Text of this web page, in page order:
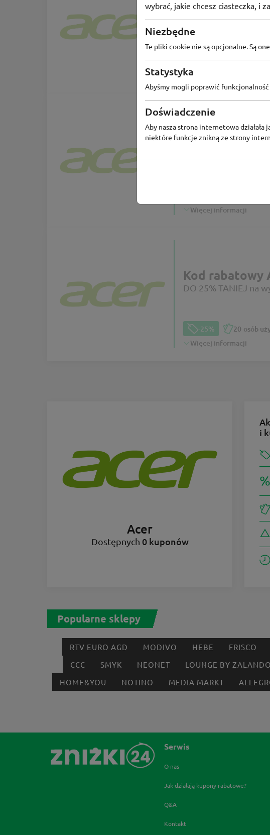
Kod rabatowy
KODEM
KOD
Kod rabatowy
Szaleństwo o
Więcej informacji
Kod rabatowy
DO 25% TANIEJ na
-25% 20 osób
Więcej informacji
Acer
Dostępnych 0 kuponów
i
Popularne sklepy
RTV EURO AGD MODIVO HEBE FRISCO
CCC
SMYK NEONET LOUNGE BY ZALANDO
HOME&YOU
NOTINO MEDIA MARKT
Serwis
O nas
Jak działają kupony rabatowe?
Q&A
Kontakt
wybrać, jakie chcesz ciasteczka, i
Niezbędne
Te pliki cookie nie są opcjonalne. Są
Statystyka
Abyśmy mogli poprawić
Doświadczenie
Aby nasza strona internetowa
niektóre funkcje znikną ze strony